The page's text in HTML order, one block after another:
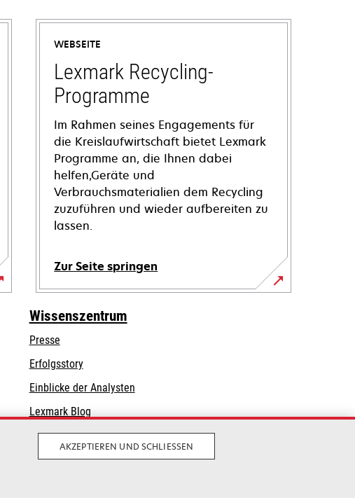
WEBSEITE
Lexmark Recycling-
Programme
Im Rahmen seines Engagements für
die Kreislaufwirtschaft bietet Lexmark
Programme an, die Ihnen dabei
helfen,Geräte und
Verbrauchsmaterialien dem Recycling
zuzuführen und wieder aufbereiten zu
lassen.
Zur Seite springen
Wissenszentrum
Presse
Erfolgsstory
Einblicke der Analysten
Lexmark Blog
AKZEPTIEREN UND SCHLIESSEN